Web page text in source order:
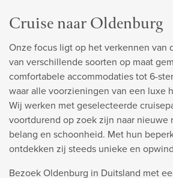
Cruise naar Oldenburg
Onze focus ligt op het verkennen van
van verschillende soorten op maat
comfortabele accommodaties tot 6-
waar alle voorzieningen van een luxe
Wij werken met geselecteerde
voortdurend op zoek zijn naar nieuwe
belang en schoonheid. Met hun
ontdekken zij steeds unieke en
Bezoek Oldenburg in Duitsland met